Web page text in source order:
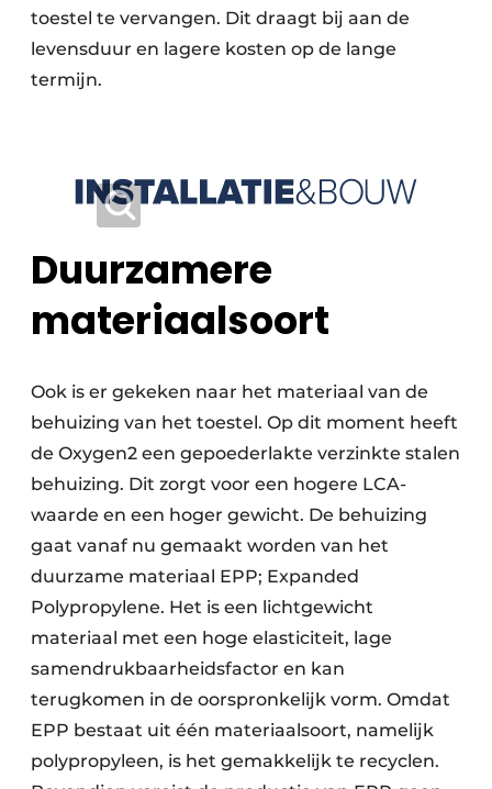
toestel te vervangen. Dit draagt bij aan de
levensduur en lagere kosten op de lange
termijn.
Duurzamere
materiaalsoort
Ook is er gekeken naar het materiaal van de
behuizing van het toestel. Op dit moment heeft
de Oxygen2 een gepoederlakte verzinkte stalen
behuizing. Dit zorgt voor een hogere LCA-
waarde en een hoger gewicht. De behuizing
gaat vanaf nu gemaakt worden van het
duurzame materiaal EPP; Expanded
Polypropylene. Het is een lichtgewicht
materiaal met een hoge elasticiteit, lage
samendrukbaarheidsfactor en kan
terugkomen in de oorspronkelijk vorm. Omdat
EPP bestaat uit één materiaalsoort, namelijk
polypropyleen, is het gemakkelijk te recyclen.